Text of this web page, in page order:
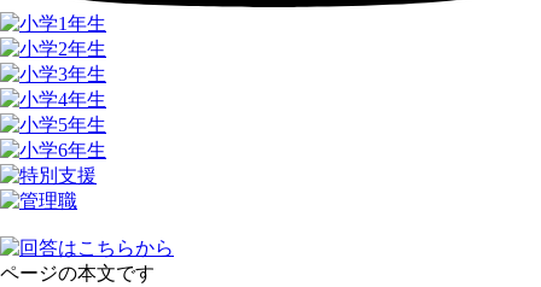
ページの本文です